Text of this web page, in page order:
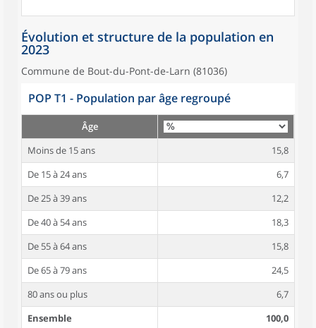
Évolution et structure de la population en
2023
Commune de Bout-du-Pont-de-Larn (81036)
POP T1 - Population par âge regroupé
Âge
Moins de 15 ans
15,8
De 15 à 24 ans
6,7
De 25 à 39 ans
12,2
De 40 à 54 ans
18,3
De 55 à 64 ans
15,8
De 65 à 79 ans
24,5
80 ans ou plus
6,7
Ensemble
100,0